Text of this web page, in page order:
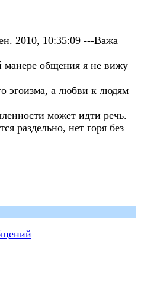
2010, 10:35:09 ---Важа
манере общения я не вижу
эгоизма, а любви к людям
может идти речь.
раздельно, нет горя без